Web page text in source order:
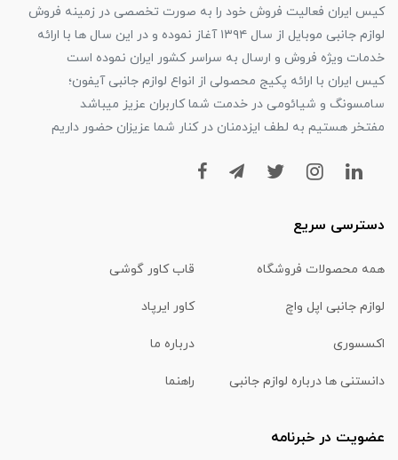
کیس ایران فعالیت فروش خود را به صورت تخصصی در زمینه فروش
لوازم جانبی موبایل از سال ۱۳۹۴ آغاز نموده و در این سال ها با ارائه
خدمات ویژه فروش و ارسال به سراسر کشور ایران نموده است
کیس ایران با ارائه پکیج محصولی از انواع لوازم جانبی آیفون؛
سامسونگ و شیائومی در خدمت شما کاربران عزیز میباشد
مفتخر هستیم به لطف ایزدمنان در کنار شما عزیزان حضور داریم
دسترسی سریع
همه محصولات فروشگاه قاب کاور گوشی
لوازم جانبی اپل واچ کاور ایرپاد
اکسسوری درباره ما
دانستنی ها درباره لوازم جانبی راهنما
عضویت در خبرنامه